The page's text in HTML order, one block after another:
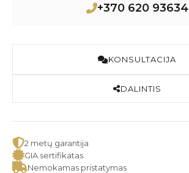
+370 620 93634
KONSULTACIJA
DALINTIS
2 metų garantija
GIA sertifikatas
Nemokamas pristatymas